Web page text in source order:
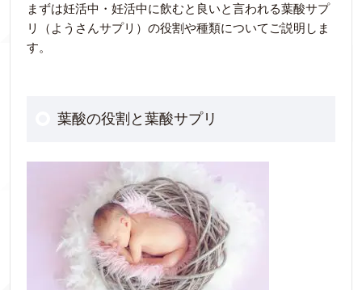
まずは妊活中・妊活中に飲むと良いと言われる葉酸サプ
リ（ようさんサプリ）の役割や種類についてご説明しま
す。
葉酸の役割と葉酸サプリ